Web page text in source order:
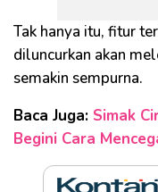
Tak hanya itu, fitur
diluncurkan akan
semakin sempurna.
Baca Juga: Simak
Begini Cara